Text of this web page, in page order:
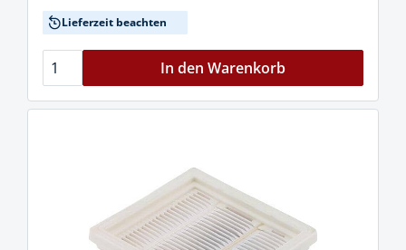
Lieferzeit beachten
In den Warenkorb